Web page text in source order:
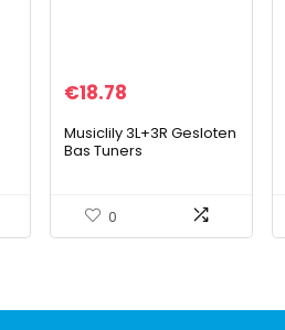
€18.78
Musiclily 3L+3R Gesloten
Bas Tuners
0